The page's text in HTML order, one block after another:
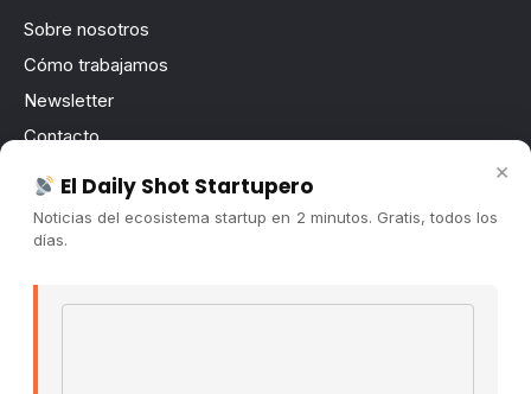
Sobre nosotros
Cómo trabajamos
Newsletter
Contacto
Publicidad
Convocatorias
×
El Daily Shot Startupero
Noticias del ecosistema startup en 2 minutos. Gratis, todos los
días.